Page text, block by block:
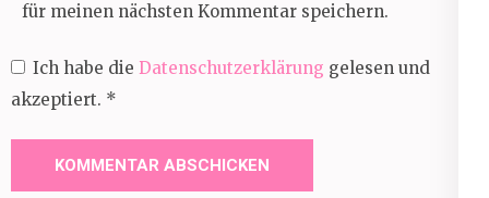
für meinen nächsten Kommentar speichern.
Ich habe die Datenschutzerklärung gelesen und
akzeptiert. *